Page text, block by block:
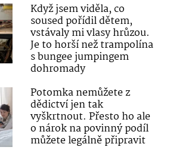
Když jsem viděla, co
soused pořídil dětem,
vstávaly mi vlasy hrůzou.
Je to horší než trampolína
s bungee jumpingem
dohromady
Potomka nemůžete z
dědictví jen tak
vyškrtnout. Přesto ho ale
o nárok na povinný podíl
můžete legálně připravit